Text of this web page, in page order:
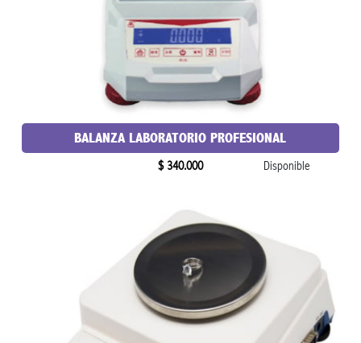
BALANZA LABORATORIO PROFESIONAL
$ 340.000 Disponible